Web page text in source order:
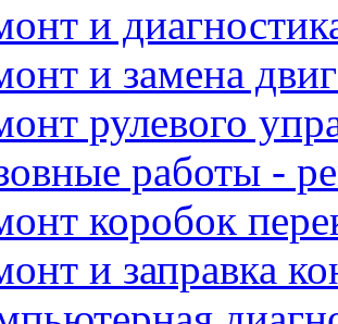
и
и замена
рулевого
работы -
коробок
и заправка